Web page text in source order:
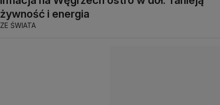
żywność i energia
ZE ŚWIATA